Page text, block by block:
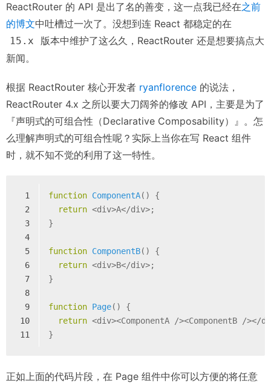
ReactRouter 的 API 是出了名的善变，这一点我已经在之前
的博文中吐槽过一次了。没想到连 React 都稳定的在
15.x
版本中维护了这么久，ReactRouter 还是想要搞点大
新闻。
根据 ReactRouter 核心开发者 ryanflorence 的说法，
ReactRouter 4.x 之所以要大刀阔斧的修改 API，主要是为了
『声明式的可组合性（Declarative Composability）』。怎
么理解声明式的可组合性呢？实际上当你在写 React 组件
时，就不知不觉的利用了这一特性。
1
2
3
4
5
6
7
8
9
10
11
function ComponentA( ) {
return <div>A</div>;
}
function ComponentB( ) {
return <div>B</div>;
}
function Page( ) {
return <div><ComponentA /><ComponentB /></
}
正如上面的代码片段，在 Page 组件中你可以方便的将任意